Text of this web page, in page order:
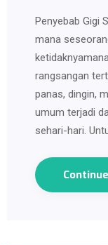
Penyebab Gigi
mana
rangsangan
panas, dingin,
umum terjadi
sehari-hari.
Continue